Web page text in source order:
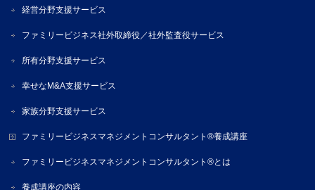
経営分野支援サービス
ファミリービジネス社外取締役／社外監査役サービス
所有分野支援サービス
幸せなM&A支援サービス
家族分野支援サービス
ファミリービジネスマネジメントコンサルタント®養成講座
ファミリービジネスマネジメントコンサルタント®とは
養成講座の内容